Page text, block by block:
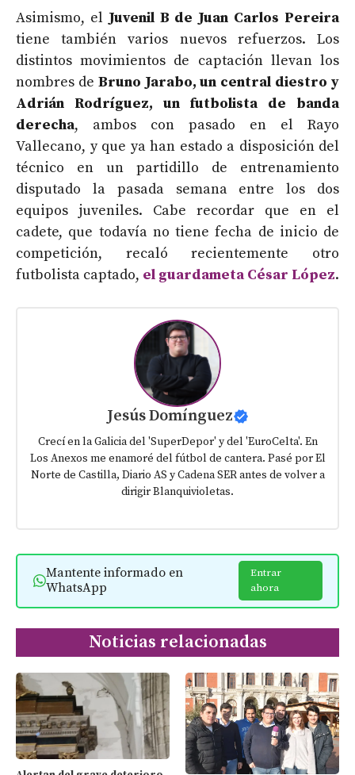
Asimismo, el Juvenil B de Juan Carlos Pereira
tiene también varios nuevos refuerzos. Los
distintos movimientos de captación llevan los
nombres de Bruno Jarabo, un central diestro y
Adrián Rodríguez, un futbolista de banda
derecha, ambos con pasado en el Rayo
Vallecano, y que ya han estado a disposición del
técnico en un partidillo de entrenamiento
disputado la pasada semana entre los dos
equipos juveniles. Cabe recordar que en el
cadete, que todavía no tiene fecha de inicio de
competición, recaló recientemente otro
futbolista captado, el guardameta César López.
Jesús Domínguez
Crecí en la Galicia del 'SuperDepor' y del 'EuroCelta'. En
Los Anexos me enamoré del fútbol de cantera. Pasé por El
Norte de Castilla, Diario AS y Cadena SER antes de volver a
dirigir Blanquivioletas.
Mantente informado en
WhatsApp
Entrar
ahora
Noticias relacionadas